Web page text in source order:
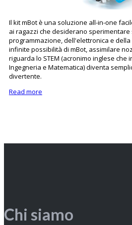
Il kit mBot è una soluzione all-in-one
ai ragazzi che desiderano
programmazione, dell'elettronica e
infinite possibilità di mBot, assimilare
riguarda lo STEM (acronimo inglese che
Ingegneria e Matematica) diventa
divertente.
Read more
Chi siamo